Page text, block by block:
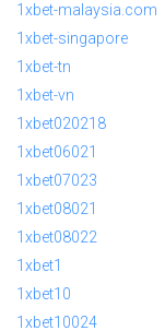
1xbet-malaysia.com
1xbet-singapore
1xbet-tn
1xbet-vn
1xbet020218
1xbet06021
1xbet07023
1xbet08021
1xbet08022
1xbet1
1xbet10
1xbet10024